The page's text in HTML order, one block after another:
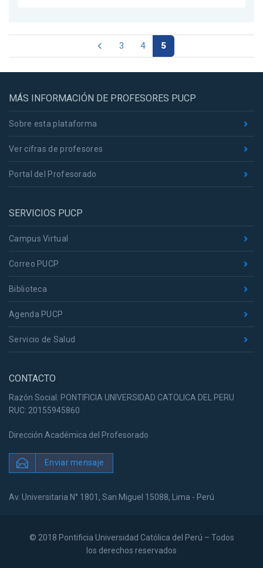
3 4 5
MÁS INFORMACIÓN DE PROFESORES PUCP
Sobre esta plataforma
Ver cifras de profesores
Portal del Profesorado
SERVICIOS PUCP
Campus Virtual
Correo PUCP
Biblioteca
Agenda PUCP
Servicio de Salud
CONTACTO
Razón Social: PONTIFICIA UNIVERSIDAD CATOLICA DEL PERU
RUC: 20155945860
Dirección Académica del Profesorado
Enviar mensaje
Av. Universitaria N° 1801, San Miguel 15088, Lima - Perú
© 2018 Pontificia Universidad Católica del Perú – Todos
los derechos reservados